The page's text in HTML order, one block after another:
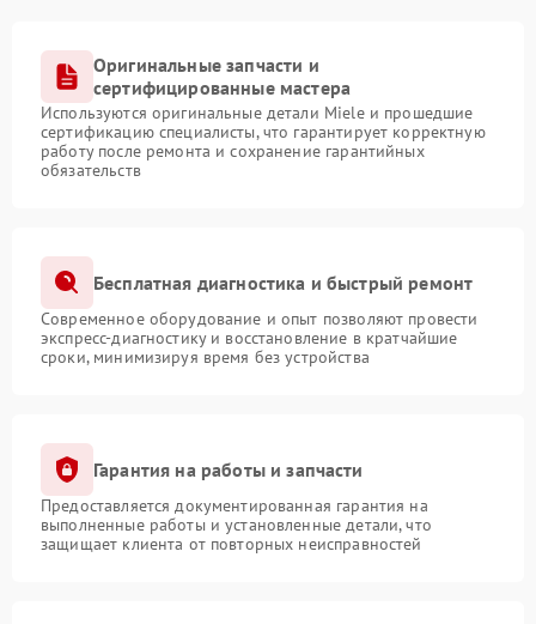
Оригинальные запчасти и
сертифицированные мастера
Используются оригинальные детали Miele и прошедшие
сертификацию специалисты, что гарантирует корректную
работу после ремонта и сохранение гарантийных
обязательств
Бесплатная диагностика и быстрый ремонт
Современное оборудование и опыт позволяют провести
экспресс-диагностику и восстановление в кратчайшие
сроки, минимизируя время без устройства
Гарантия на работы и запчасти
Предоставляется документированная гарантия на
выполненные работы и установленные детали, что
защищает клиента от повторных неисправностей